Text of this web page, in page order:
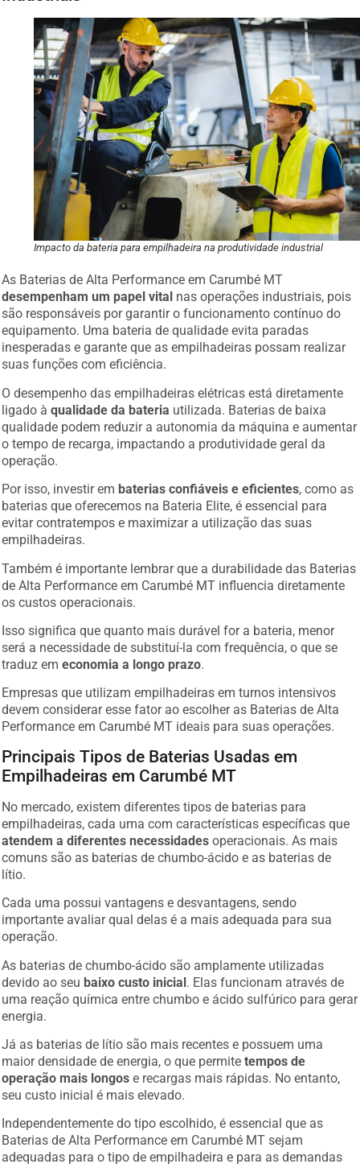
Impacto da bateria para empilhadeira na produtividade industrial
As Baterias de Alta Performance em Carumbé MT
desempenham um papel vital nas operações industriais, pois
são responsáveis por garantir o funcionamento contínuo do
equipamento. Uma bateria de qualidade evita paradas
inesperadas e garante que as empilhadeiras possam realizar
suas funções com eficiência.
O desempenho das empilhadeiras elétricas está diretamente
ligado à qualidade da bateria utilizada. Baterias de baixa
qualidade podem reduzir a autonomia da máquina e aumentar
o tempo de recarga, impactando a produtividade geral da
operação.
Por isso, investir em baterias confiáveis e eficientes , como as
baterias que oferecemos na Bateria Elite, é essencial para
evitar contratempos e maximizar a utilização das suas
empilhadeiras.
Também é importante lembrar que a durabilidade das Baterias
de Alta Performance em Carumbé MT influencia diretamente
os custos operacionais.
Isso significa que quanto mais durável for a bateria, menor
será a necessidade de substituí-la com frequência, o que se
traduz em economia a longo prazo
Empresas que utilizam empilhadeiras em turnos intensivos
devem considerar esse fator ao escolher as Baterias de Alta
Performance em Carumbé MT ideais para suas operações.
Principais Tipos de Baterias Usadas em
Empilhadeiras em Carumbé MT
No mercado, existem diferentes tipos de baterias para
empilhadeiras, cada uma com características específicas que
atendem a diferentes necessidades operacionais. As mais
comuns são as baterias de chumbo-ácido e as baterias de
lítio.
Cada uma possui vantagens e desvantagens, sendo
importante avaliar qual delas é a mais adequada para sua
operação.
As baterias de chumbo-ácido são amplamente utilizadas
devido ao seu baixo custo inicial . Elas funcionam através de
uma reação química entre chumbo e ácido sulfúrico para gerar
energia.
Já as baterias de lítio são mais recentes e possuem uma
maior densidade de energia, o que permitetempos de
operação mais longos e recargas mais rápidas. No entanto,
seu custo inicial é mais elevado.
Independentemente do tipo escolhido, é essencial que as
Baterias de Alta Performance em Carumbé MT sejam
adequadas para o tipo de empilhadeira e para as demandas